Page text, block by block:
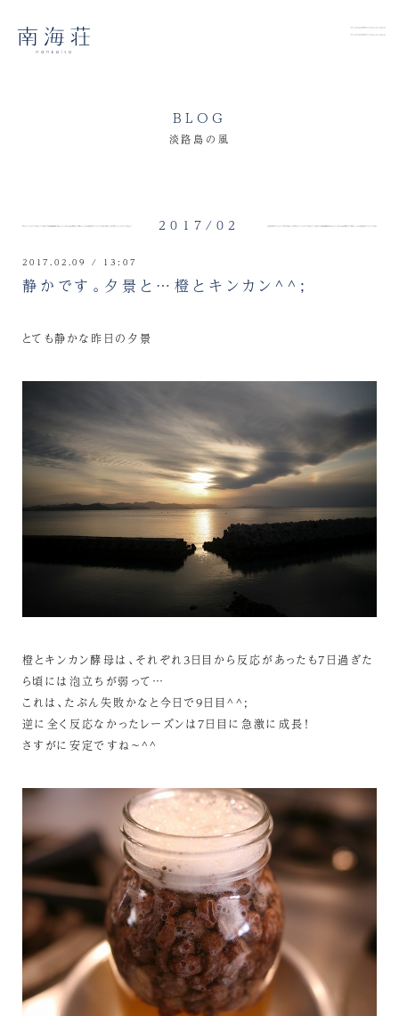
BLOG
淡路島の風
2017/02
2017.02.09 / 13:07
静かです。夕景と…橙とキンカン^^;
とても静かな昨日の夕景
橙とキンカン酵母は、それぞれ3日目から反応があったも7日過ぎた
ら頃には泡立ちが弱って…
これは、たぶん失敗かなと今日で9日目^^;
逆に全く反応なかったレーズンは7日目に急激に成長！
さすがに安定ですね～^^